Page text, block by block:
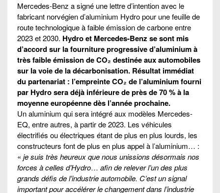
Mercedes-Benz a signé une lettre d’intention avec le
fabricant norvégien d’aluminium Hydro pour une feuille de
route technologique à faible émission de carbone entre
2023 et 2030. Hydro et Mercedes-Benz se sont mis
d’accord sur la fourniture progressive d’aluminium à
très faible émission de CO₂ destinée aux automobiles
sur la voie de la décarbonisation. Résultat immédiat
du partenariat : l’empreinte CO₂ de l’aluminium fourni
par Hydro sera déjà inférieure de près de 70 % à la
moyenne européenne dès l’année prochaine.
Un aluminium qui sera intégré aux modèles Mercedes-
EQ, entre autres, à partir de 2023. Les véhicules
électrifiés ou électriques étant de plus en plus lourds, les
constructeurs font de plus en plus appel à l’aluminium… :
« je suis très heureux que nous unissions désormais nos
forces à celles d’Hydro… afin de relever l’un des plus
grands défis de l’industrie automobile. C’est un signal
important pour accélérer le changement dans l’industrie